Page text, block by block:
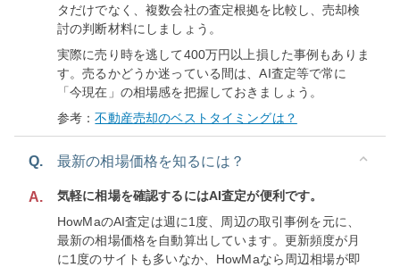
タだけでなく、複数会社の査定根拠を比較し、売却検
討の判断材料にしましょう。
実際に売り時を逃して400万円以上損した事例もありま
す。売るかどうか迷っている間は、AI査定等で常に
「今現在」の相場感を把握しておきましょう。
参考：不動産売却のベストタイミングは？
Q. 最新の相場価格を知るには？
A.
気軽に相場を確認するにはAI査定が便利です。
HowMaのAI査定は週に1度、周辺の取引事例を元に、
最新の相場価格を自動算出しています。更新頻度が月
に1度のサイトも多いなか、HowMaなら周辺相場が即